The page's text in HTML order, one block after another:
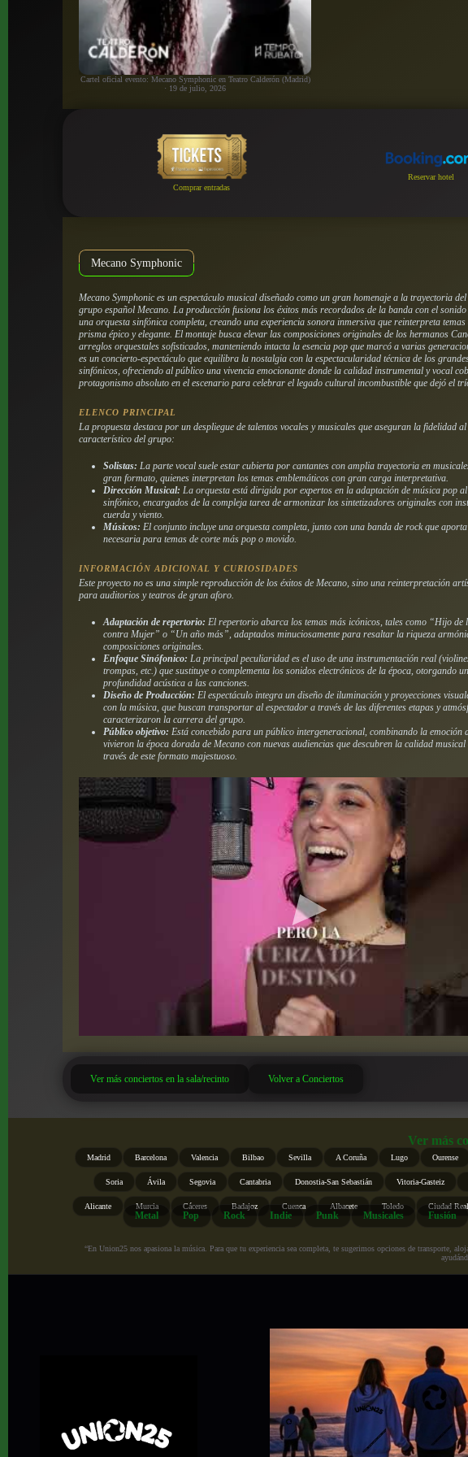
Cartel oficial evento: Mecano Symphonic en Teatro Calderón (Madrid)
· 19 de julio, 2026
Comprar entradas
Reservar hotel
Mecano Symphonic
Mecano Symphonic es un espectáculo musical diseñado como un gran homenaje a la trayectoria
grupo español Mecano. La producción fusiona los éxitos más recordados de la banda con el
una orquesta sinfónica completa, creando una experiencia sonora inmersiva que reinterpreta
prisma épico y elegante. El montaje busca elevar las composiciones originales de los hermanos
arreglos orquestales sofisticados, manteniendo intacta la esencia pop que marcó a varias
es un concierto-espectáculo que equilibra la nostalgia con la espectacularidad técnica de los
sinfónicos, ofreciendo al público una vivencia emocionante donde la calidad instrumental y vocal
protagonismo absoluto en el escenario para celebrar el legado cultural incombustible que dejó el
ELENCO PRINCIPAL
La propuesta destaca por un despliegue de talentos vocales y musicales que aseguran la fidelidad
característico del grupo:
Solistas: La parte vocal suele estar cubierta por cantantes con amplia trayectoria en
gran formato, quienes interpretan los temas emblemáticos con gran carga interpretativa.
Dirección Musical: La orquesta está dirigida por expertos en la adaptación de música pop
sinfónico, encargados de la compleja tarea de armonizar los sintetizadores originales con
cuerda y viento.
Músicos: El conjunto incluye una orquesta completa, junto con una banda de rock que
necesaria para temas de corte más pop o movido.
INFORMACIÓN ADICIONAL Y CURIOSIDADES
Este proyecto no es una simple reproducción de los éxitos de Mecano, sino una reinterpretación
para auditorios y teatros de gran aforo.
Adaptación de repertorio: El repertorio abarca los temas más icónicos, tales como “Hijo
contra Mujer” o “Un año más”, adaptados minuciosamente para resaltar la riqueza
composiciones originales.
Enfoque Sinófonico: La principal peculiaridad es el uso de una instrumentación real
trompas, etc.) que sustituye o complementa los sonidos electrónicos de la época, otorgando
profundidad acústica a las canciones.
Diseño de Producción: El espectáculo integra un diseño de iluminación y proyecciones
con la música, que buscan transportar al espectador a través de las diferentes etapas y
caracterizaron la carrera del grupo.
Público objetivo: Está concebido para un público intergeneracional, combinando la emoción
vivieron la época dorada de Mecano con nuevas audiencias que descubren la calidad musical
través de este formato majestuoso.
Ver más conciertos en la sala/recinto Volver a Conciertos
Ver más
Madrid Barcelona Valencia Bilbao Sevilla A Coruña Lugo Ourense
Soria Ávila Segovia Cantabria Donostia-San Sebastián Vitoria-Gasteiz
Alicante Murcia Cáceres Badajoz Cuenca Albacete Toledo Ciudad Real
Metal Pop Rock Indie Punk Musicales Fusión
“En Union25 nos apasiona la música. Para que tu experiencia sea completa, te sugerimos opciones de transporte,